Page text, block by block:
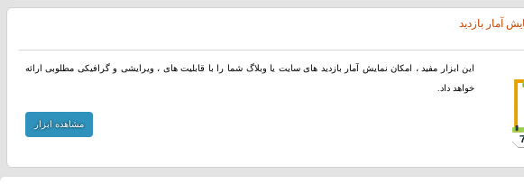
آمار بازدید
این ابزار مفید ، امکان نمایش آمار بازدید های سایت یا وبلاگ شما را با قابلیت های ، ویرایشی و گرافیکی مطلوبی ارائه
خواهد داد.
مشاهده ابزار